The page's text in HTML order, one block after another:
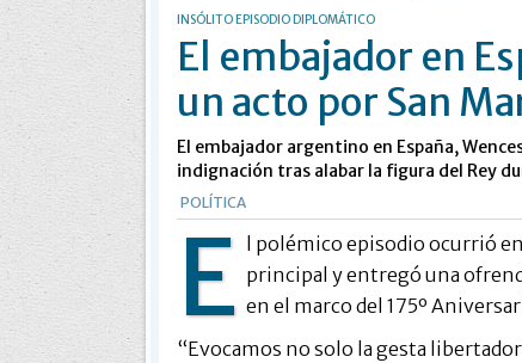
INSÓLITO EPISODIO DIPLOMÁTICO
El embajador en
un acto por San
El embajador argentino en España,
indignación tras alabar la figura del Rey
POLÍTICA
E
l polémico episodio ocurrió
principal y entregó una
en el marco del 175º
“Evocamos no solo la gesta